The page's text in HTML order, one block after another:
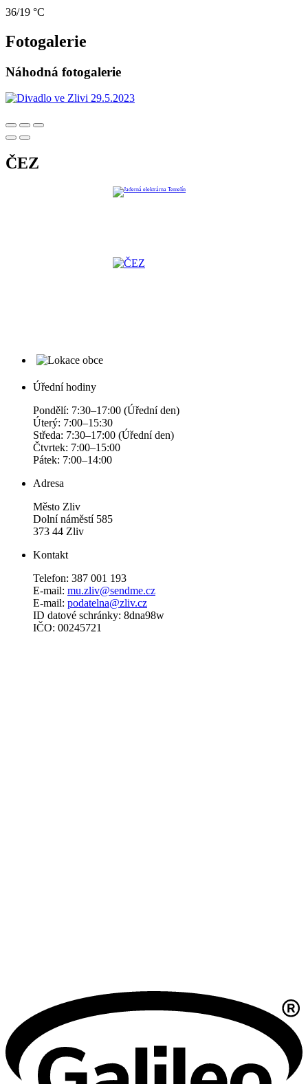
36/19 °C
Fotogalerie
Náhodná fotogalerie
ČEZ
Úřední hodiny
Pondělí: 7:30–17:00 (Úřední den)
Úterý: 7:00–15:30
Středa: 7:30–17:00 (Úřední den)
Čtvrtek: 7:00–15:00
Pátek: 7:00–14:00
Adresa
Město Zliv
Dolní náměstí 585
373 44 Zliv
Kontakt
Telefon: 387 001 193
E-mail: mu.zliv@sendme.cz
E-mail: podatelna@zliv.cz
ID datové schránky: 8dna98w
IČO: 00245721